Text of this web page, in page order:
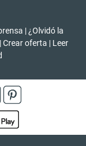
| ¿Olvidó la
| Crear oferta | Leer